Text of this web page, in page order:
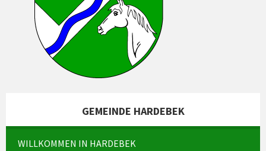
GEMEINDE HARDEBEK
WILLKOMMEN IN HARDEBEK